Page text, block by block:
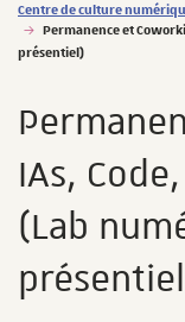
Centre de culture
Permanence et
présentiel)
IAs,
(Lab